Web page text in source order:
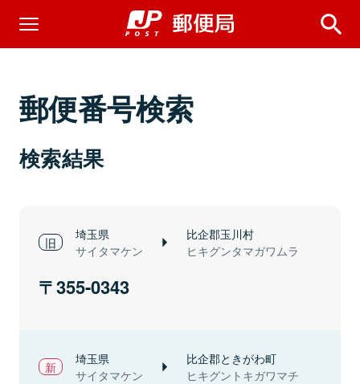
郵便番号検索
検索結果
埼玉県
サイタマケン
比企郡玉川村
ヒキグンタマガワムラ
355-0343
埼玉県
サイタマケン
比企郡ときがわ町
ヒキグントキガワマチ